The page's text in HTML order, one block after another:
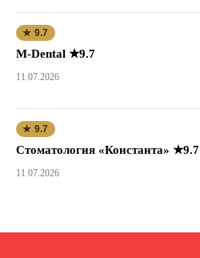
★ 9.7
M-Dental ★9.7
11.07.2026
★ 9.7
Стоматология «Константа» ★9.7
11.07.2026